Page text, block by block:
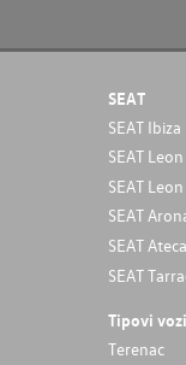
SEAT
SEAT Ibiza
SEAT Leon
SEAT Leon
SEAT
SEAT Ateca
SEAT
Tipovi
Terenac